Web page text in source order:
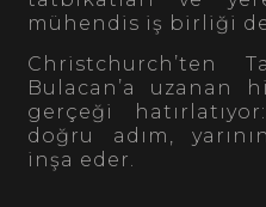
mühendis iş birliği
Christchurch’ten
Bulacan’a uzanan
gerçeği
doğru adım,
inşa eder.